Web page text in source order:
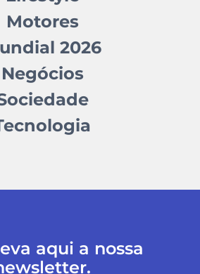
Motores
2026
Negócios
aqui a nossa